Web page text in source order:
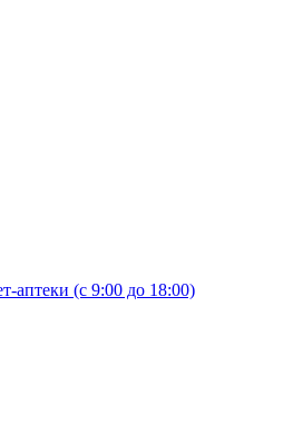
аптеки (с 9:00 до 18:00)